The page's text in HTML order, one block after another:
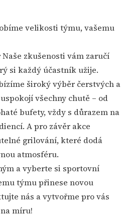
velikosti týmu, vašemu
Naše zkušenosti vám zaručí
si každý účastník užije.
široký výběr čerstvých a
všechny chutě – od
bufety, vždy s důrazem na
A pro závěr akce
grilování, které dodá
atmosféru.
a vyberte si sportovní
týmu přinese novou
nás a vytvořme pro vás
míru!